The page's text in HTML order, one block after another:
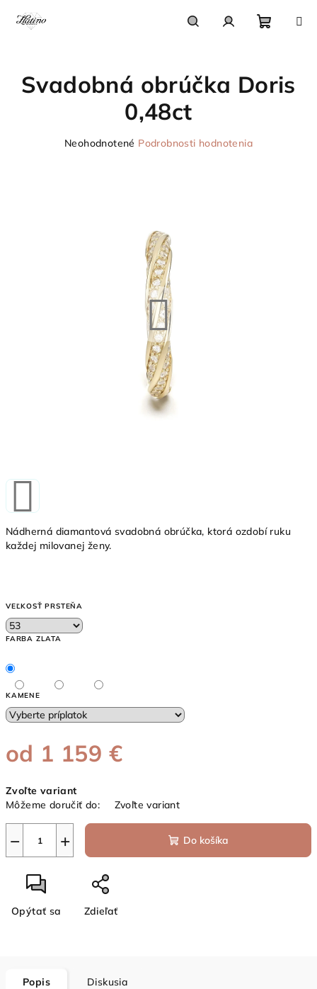
košík
Nádherná diamantová svadobná obrúčka, ktorá ozdobí ruku
každej milovanej ženy.
VEĽKOSŤ PRSTEŇA
FARBA ZLATA
KAMENE
od 1 159 €
cena:
Zvoľte variant
Môžeme doručiť do:
Zvoľte variant
+
− Do košíka
Opýtať sa Zdieľať
Svadobná obrúčka Doris
0,48ct
Priemerné
Neohodnotené Podrobnosti hodnotenia
Popis Diskusia